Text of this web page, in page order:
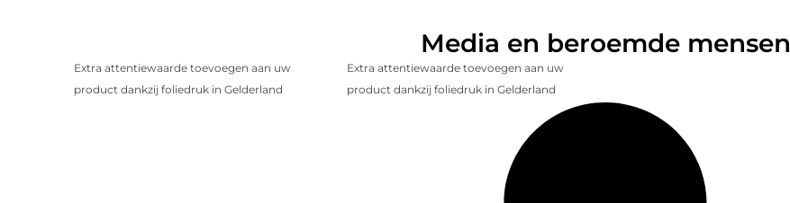
Media en beroemde mensen
Extra attentiewaarde toevoegen aan uw
product dankzij foliedruk in Gelderland
Extra attentiewaarde toevoegen aan uw
product dankzij foliedruk in Gelderland